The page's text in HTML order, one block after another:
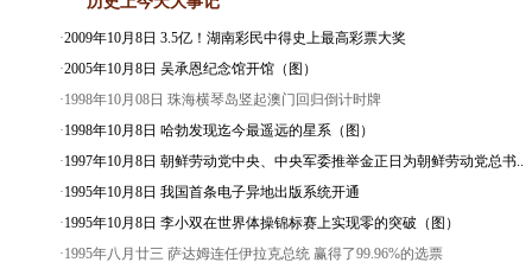
·2009年10月8日 3.5亿！湖南彩民中得史上最高彩票大奖
·2005年10月8日 吴承恩纪念馆开馆（图）
·1998年10月08日 珠海横琴岛竖起澳门回归倒计时牌
·1998年10月8日 哈勃发现迄今最遥远的星系（图）
·1997年10月8日 朝鲜劳动党中央、中央军委推举金正日为朝鲜劳动党总书..
·1995年10月8日 我国首条电子异地出版系统开通
·1995年10月8日 李小双在世界体操锦标赛上实现零的突破（图）
·1995年八月廿三 萨达姆连任伊拉克总统 赢得了99.96%的选票